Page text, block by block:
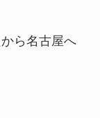
ら名古屋へ